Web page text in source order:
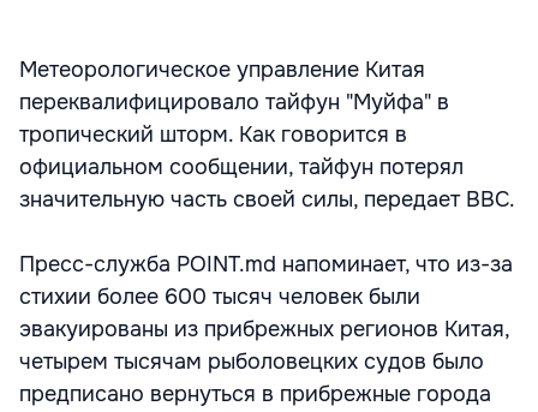
Метеорологическое управление Китая
переквалифицировало тайфун "Муйфа" в
тропический шторм. Как говорится в
официальном сообщении, тайфун потерял
значительную часть своей силы, передает BBC.
Пресс-служба POINT.md напоминает, что из-за
стихии более 600 тысяч человек были
эвакуированы из прибрежных регионов Китая,
четырем тысячам рыболовецких судов было
предписано вернуться в прибрежные города